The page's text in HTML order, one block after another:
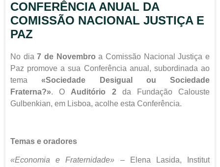
CONFERÊNCIA ANUAL DA
COMISSÃO NACIONAL JUSTIÇA E
PAZ
No dia7 de Novembro a Comissão Nacional Justiça e
Paz promove a sua Conferência anual, subordinada ao
tema«Sociedade Desigual ou Sociedade
Fraterna?». O Auditório 2da Fundação Calouste
Gulbenkian, em Lisboa, acolhe esta Conferência.
Temas e oradores
«Economia e Fraternidade» – Elena Lasida, Institut